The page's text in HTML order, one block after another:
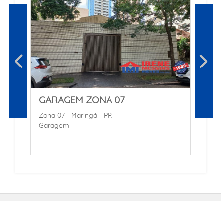
GARAGEM ZONA 07
Zona 07 - Maringá - PR
Garagem